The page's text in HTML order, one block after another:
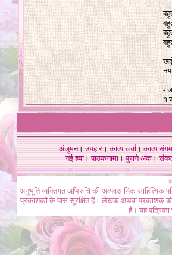
-
१
अंजुमन।उपहार।काव्य चर्चा।काव्य संगम
नई हवा। पाठकनामा। पुराने अंक।
अनुभूति व्यक्तिगत अभिरुचि की अव्यवसायिक
प्रकाशकों के पास सुरक्षित हैं। लेखक अथवा प्रकाशक की
है। यह पत्रिका